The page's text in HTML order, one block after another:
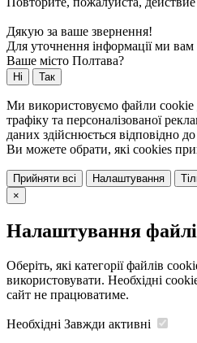
Дякую за ваше звернення!
Для уточнення інформації ми вам
Ваше місто Полтава?
Ні Так
Ми використовуємо файли cookie
трафіку та персоналізованої
даних здійснюється відповідно до
Ви можете обрати, які cookies
Прийняти всі Налаштування
×
Налаштування
Оберіть, які категорії файлів
використовувати. Необхідні
сайт не працюватиме.
Необхідні Завжди активні